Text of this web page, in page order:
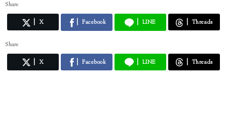
Share
X Facebook LINE Threads
Share
X Facebook LINE Threads